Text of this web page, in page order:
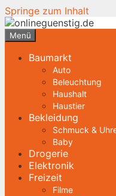
Springe zum Inhalt
Menü
Baumarkt
Auto
Beleuchtung
Haushalt
Haustier
Bekleidung
Schmuck &
Baby
Drogerie
Elektronik
Freizeit
Filme